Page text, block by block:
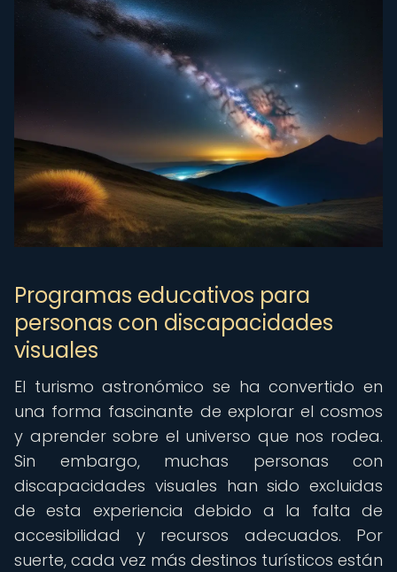
Programas educativos para
personas con discapacidades
visuales
El turismo astronómico se ha convertido en
una forma fascinante de explorar el cosmos
y aprender sobre el universo que nos rodea.
Sin embargo, muchas personas con
discapacidades visuales han sido excluidas
de esta experiencia debido a la falta de
accesibilidad y recursos adecuados. Por
suerte, cada vez más destinos turísticos están